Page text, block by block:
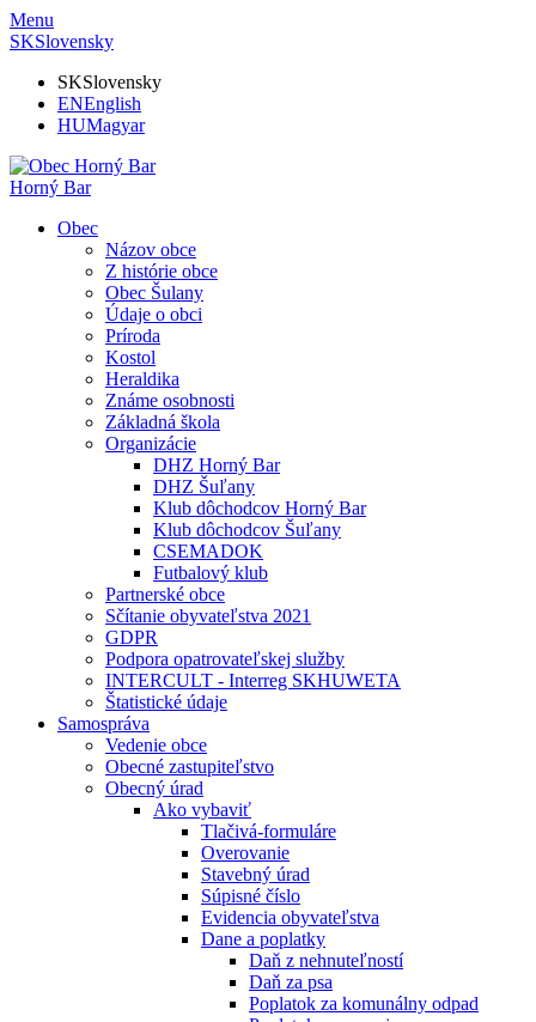
Menu
SKSlovensky
SKSlovensky
ENEnglish
HUMagyar
Horný Bar
Obec
Názov obce
Z histórie obce
Obec Šulany
Údaje o obci
Príroda
Kostol
Heraldika
Známe osobnosti
Základná škola
Organizácie
DHZ Horný Bar
DHZ Šuľany
Klub dôchodcov Horný Bar
Klub dôchodcov Šuľany
CSEMADOK
Futbalový klub
Partnerské obce
Sčítanie obyvateľstva 2021
GDPR
Podpora opatrovateľskej služby
INTERCULT - Interreg SKHUWETA
Štatistické údaje
Samospráva
Vedenie obce
Obecné zastupiteľstvo
Obecný úrad
Ako vybaviť
Tlačivá-formuláre
Overovanie
Stavebný úrad
Súpisné číslo
Evidencia obyvateľstva
Dane a poplatky
Daň z nehnuteľností
Daň za psa
Poplatok za komunálny odpad